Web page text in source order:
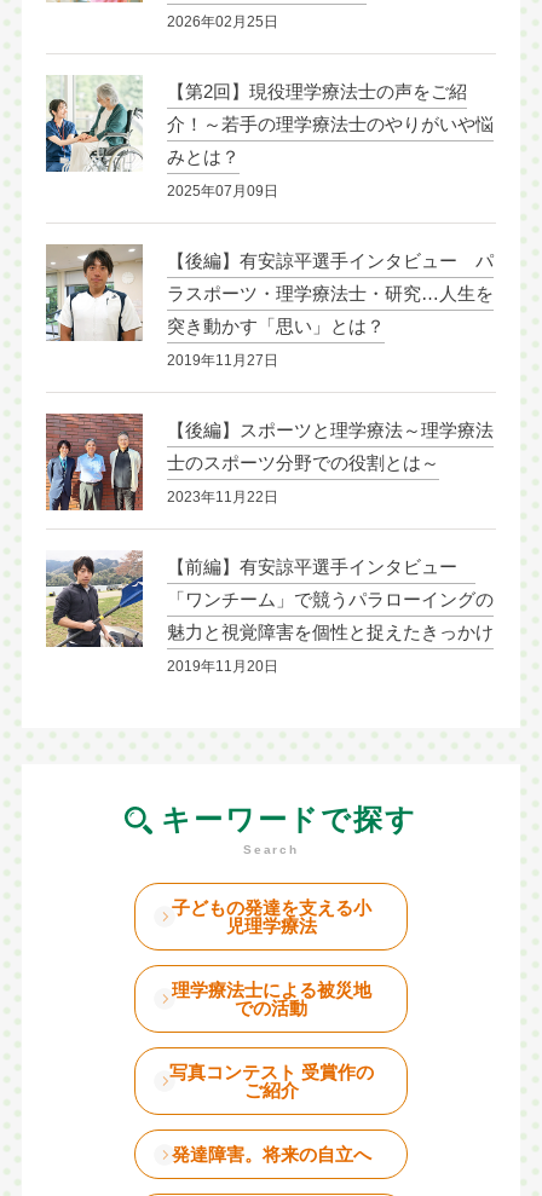
2026年02月25日
【第2回】現役理学療法士の声をご紹
介！～若手の理学療法士のやりがいや悩
みとは？
2025年07月09日
【後編】有安諒平選手インタビュー パ
ラスポーツ・理学療法士・研究…人生を
突き動かす「思い」とは？
2019年11月27日
【後編】スポーツと理学療法～理学療法
士のスポーツ分野での役割とは～
2023年11月22日
【前編】有安諒平選手インタビュー
「ワンチーム」で競うパラローイングの
魅力と視覚障害を個性と捉えたきっかけ
2019年11月20日
キーワードで探す
子どもの発達を支える小
児理学療法
理学療法士による被災地
での活動
写真コンテスト 受賞作の
ご紹介
発達障害。将来の自立へ